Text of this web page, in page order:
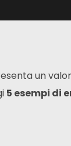
un
5 esempi di